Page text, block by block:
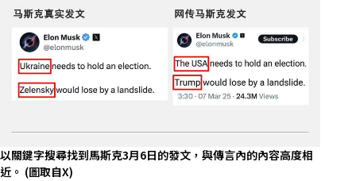
以關鍵字搜尋找到馬斯克3月6日的發文，與傳言內的內容高度相
近。 (圖取自X)